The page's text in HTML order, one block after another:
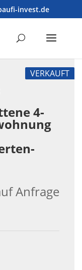
invest.de
VERKAUFT
4-
Anfrage